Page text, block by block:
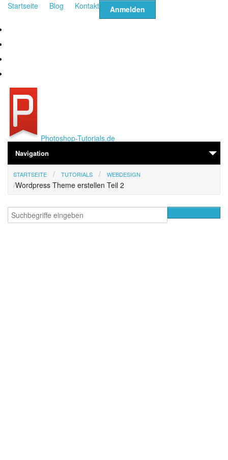
Direkt zum Inhalt
Startseite Blog Kontakt Anmelden
Photoshop-Tutorials.de
Navigation
Home
Fragen
STARTSEITE TUTORIALS WEBDESIGN
Wordpress Theme erstellen Teil 2
Suchformular
Suche